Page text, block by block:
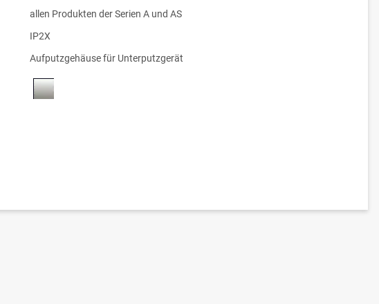
allen Produkten der Serien A und AS
IP2X
Aufputzgehäuse für Unterputzgerät